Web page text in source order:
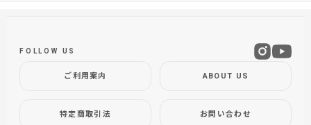
ご利用案内 ABOUT US
特定商取引法 お問い合わせ
FOLLOW US